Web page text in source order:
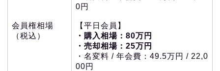
会員権相場
（税込）
0円
【平日会員】
・購入相場：80万円
・売却相場：25万円
・名変料 / 年会費：49.5万円 / 22,0
00円